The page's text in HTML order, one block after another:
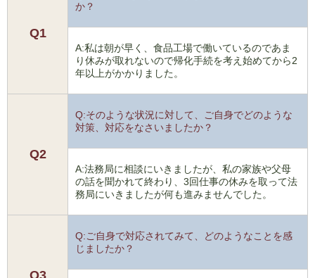
Q1
か？
A:私は朝が早く、食品工場で働いているのであま
り休みが取れないので帰化手続を考え始めてから2
年以上がかかりました。
Q2
Q:そのような状況に対して、ご自身でどのような
対策、対応をなさいましたか？
A:法務局に相談にいきましたが、私の家族や父母
の話を聞かれて終わり、3回仕事の休みを取って法
務局にいきましたが何も進みませんでした。
Q3
Q:ご自身で対応されてみて、どのようなことを感
じましたか？